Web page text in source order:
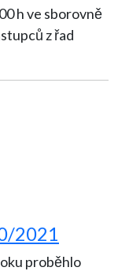
h ve sborovně
z řad
2021
proběhlo